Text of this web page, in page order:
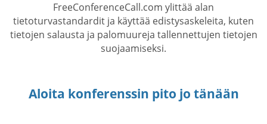
FreeConferenceCall.com ylittää alan
tietoturvastandardit ja käyttää edistysaskeleita, kuten
tietojen salausta ja palomuureja tallennettujen tietojen
suojaamiseksi.
Aloita konferenssin pito jo tänään